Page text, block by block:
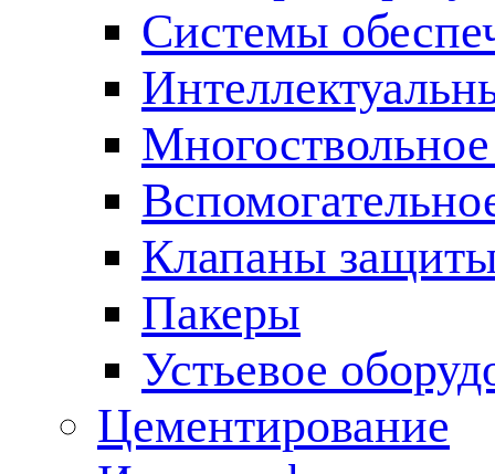
Cистемы
Клапаны
Пакеры
Устьевое
Цементирование